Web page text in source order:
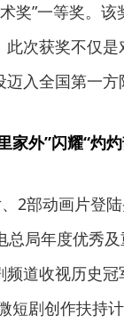
奖”一等奖。
次获奖不仅
入全国第一方
家外”闪耀“灼
2部动画片登
局年度优秀
道收视历史
短剧创作扶持